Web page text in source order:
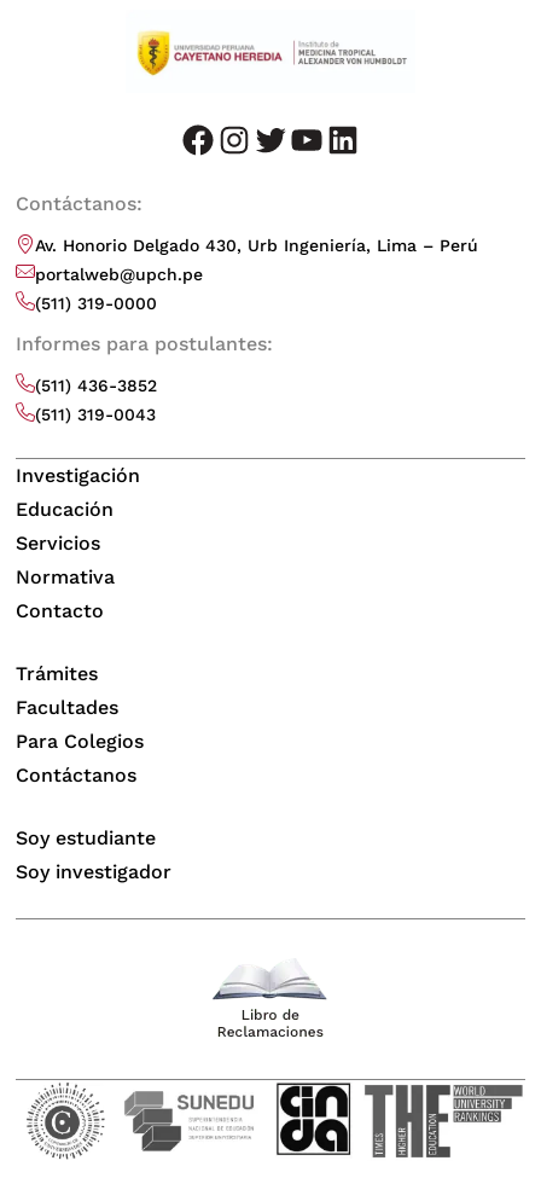
facebook instagram twitter youtube LinkedIn
Contáctanos:
Av. Honorio Delgado 430, Urb Ingeniería, Lima – Perú
portalweb@upch.pe
(511) 319-0000
Informes para postulantes:
(511) 436-3852
(511) 319-0043
Investigación
Educación
Servicios
Normativa
Contacto
Trámites
Facultades
Para Colegios
Contáctanos
Soy estudiante
Soy investigador